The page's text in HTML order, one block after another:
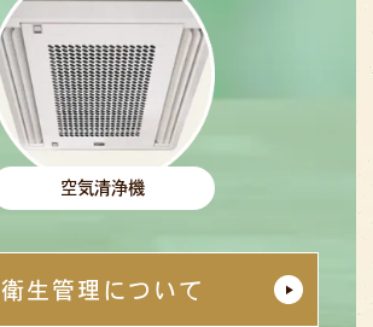
空気清浄機
衛生管理について